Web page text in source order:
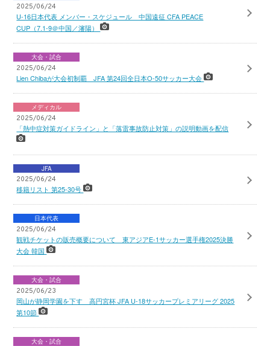
2025/06/24
U-16日本代表 メンバー・スケジュール 中国遠征 CFA PEACE
CUP（7.1-9＠中国／瀋陽）
大会・試合
2025/06/24
Lien Chibaが大会初制覇 JFA 第24回全日本O-50サッカー大会
メディカル
2025/06/24
「熱中症対策ガイドライン」と「落雷事故防止対策」の説明動画を配信
JFA
2025/06/24
移籍リスト 第25-30号
日本代表
2025/06/24
観戦チケットの販売概要について 東アジアE-1サッカー選手権2025決勝
大会 韓国
大会・試合
2025/06/23
岡山が静岡学園を下す 高円宮杯 JFA U-18サッカープレミアリーグ 2025
第10節
大会・試合